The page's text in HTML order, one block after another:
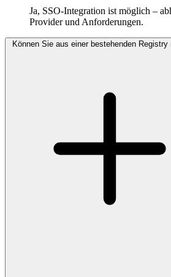
Ja, SSO-Integration ist möglich –
Provider und Anforderungen.
Können Sie aus einer bestehenden Registry